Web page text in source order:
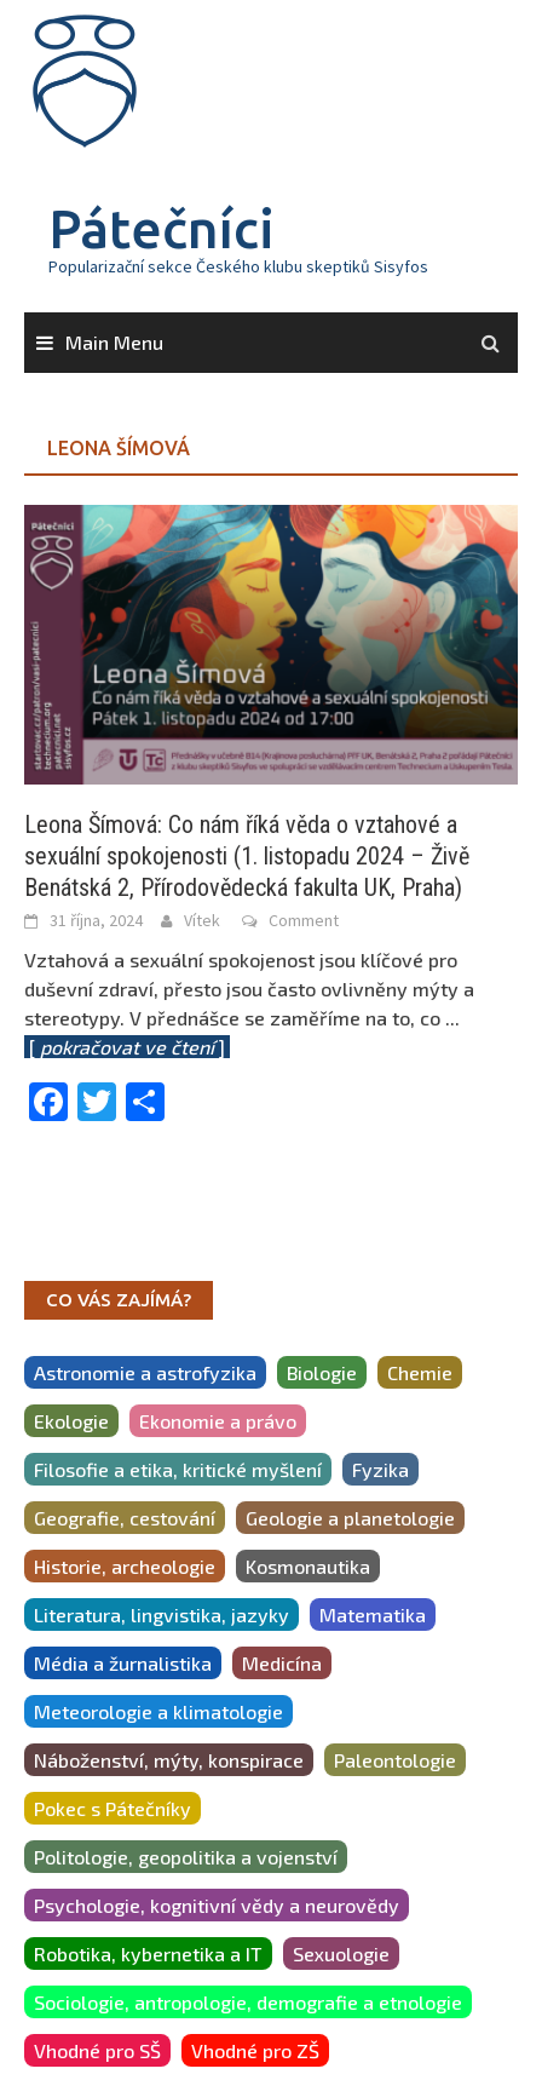
content
Pátečníci
Popularizační sekce Českého klubu skeptiků Sisyfos
Main Menu
LEONA ŠÍMOVÁ
Leona Šímová: Co nám říká věda o vztahové a
sexuální spokojenosti (1. listopadu 2024 – Živě
Benátská 2, Přírodovědecká fakulta UK, Praha)
31 října, 2024 Vítek Comment
Vztahová a sexuální spokojenost jsou klíčové pro
duševní zdraví, přesto jsou často ovlivněny mýty a
stereotypy. V přednášce se zaměříme na to, co ...
[ pokračovat ve čtení]
Facebook
Twitter
CO VÁS ZAJÍMÁ?
Astronomie a astrofyzika Biologie Chemie
Ekologie Ekonomie a právo
Filosofie a etika, kritické myšlení Fyzika
Geografie, cestování Geologie a planetologie
Historie, archeologie Kosmonautika
Literatura, lingvistika, jazyky Matematika
Média a žurnalistika Medicína
Meteorologie a klimatologie
Náboženství, mýty, konspirace Paleontologie
Pokec s Pátečníky
Politologie, geopolitika a vojenství
Psychologie, kognitivní vědy a neurovědy
Robotika, kybernetika a IT Sexuologie
Sociologie, antropologie, demografie a etnologie
Vhodné pro SŠ Vhodné pro ZŠ